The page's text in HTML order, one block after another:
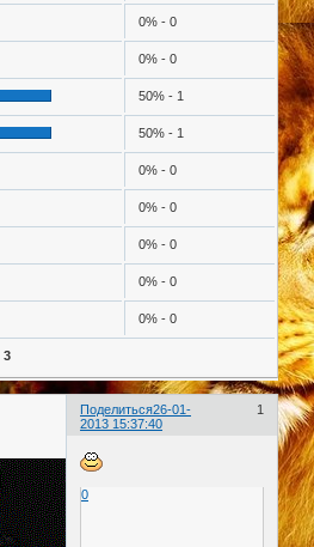
0% - 0
0% - 0
50% - 1
50% - 1
0% - 0
0% - 0
0% - 0
0% - 0
0% - 0
3
Поделиться 1
26-01-
2013 15:37:40
0